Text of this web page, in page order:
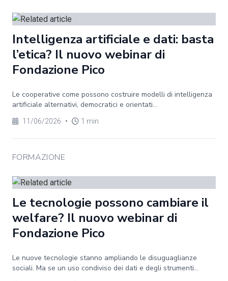
Intelligenza artificiale e dati: basta
l’etica? Il nuovo webinar di
Fondazione Pico
Le cooperative come possono costruire modelli di intelligenza
artificiale alternativi, democratici e orientati...
11/06/2026 • 1 min
FORMAZIONE
Le tecnologie possono cambiare il
welfare? Il nuovo webinar di
Fondazione Pico
Le nuove tecnologie stanno ampliando le disuguaglianze
sociali. Ma se un uso condiviso dei dati e degli strumenti...